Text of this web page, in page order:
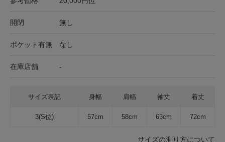
開閉 無し
ポケット有無 なし
在庫店舗 -
サイズ表記 身幅 肩幅 袖丈 着丈
3(S位) 57cm 58cm 63cm 72cm
サイズの測り方について